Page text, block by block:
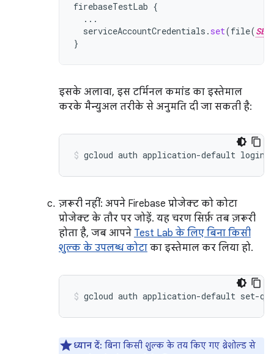
firebaseTestLab {
...
serviceAccountCredentials . set(file(
}
इसके अलावा, इस टर्मिनल कमांड का इस्तेमाल
करके मैन्युअल तरीके से अनुमति दी जा सकती है:
ज़रूरी नहीं: अपने Firebase प्रोजेक्ट को कोटा
प्रोजेक्ट के तौर पर जोड़ें. यह चरण सिर्फ़ तब ज़रूरी
होता है, जब आपने Test Lab के लिए बिना किसी
शुल्क के उपलब्ध कोटा का इस्तेमाल कर लिया हो.
gcloud auth application-default set-
ध्यान दें: बिना किसी शुल्क के तय किए गए थ्रेशोल्ड से